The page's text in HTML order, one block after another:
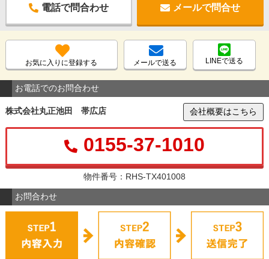
電話で問合わせ メールで問合せ
お気に入りに登録する メールで送る LINEで送る
お電話でのお問合わせ
株式会社丸正池田 帯広店 会社概要はこちら
0155-37-1010
物件番号：RHS-TX401008
お問合わせ